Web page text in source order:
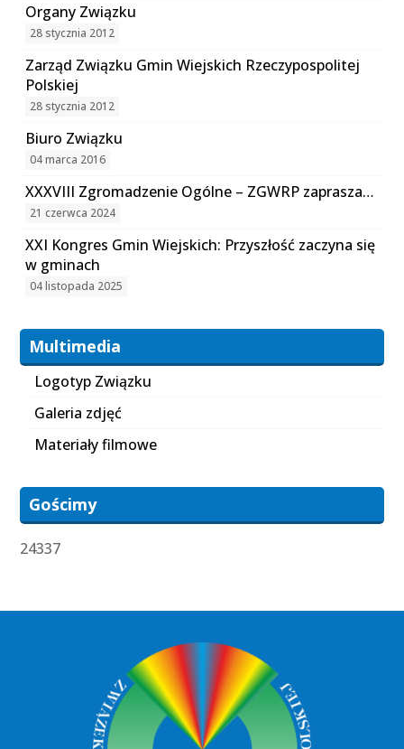
Organy Związku
28 stycznia 2012
Zarząd Związku Gmin Wiejskich Rzeczypospolitej
Polskiej
28 stycznia 2012
Biuro Związku
04 marca 2016
XXXVIII Zgromadzenie Ogólne – ZGWRP zaprasza…
21 czerwca 2024
XXI Kongres Gmin Wiejskich: Przyszłość zaczyna się
w gminach
04 listopada 2025
Multimedia
Logotyp Związku
Galeria zdjęć
Materiały filmowe
Gościmy
24337